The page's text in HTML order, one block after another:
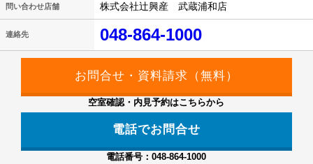
問い合わせ店舗 株式会社辻興産 武蔵浦和店
連絡先 048-864-1000
空室確認・内見予約はこちらから
電話でお問合せ
電話番号：048-864-1000